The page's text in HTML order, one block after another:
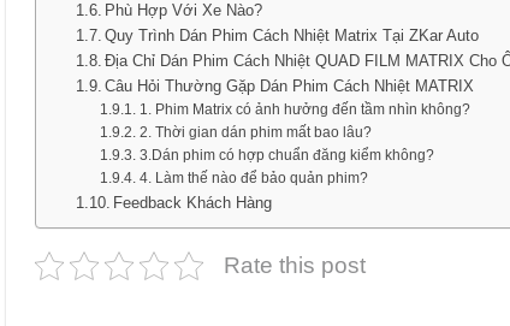
Phù Hợp Với Xe Nào?
Quy Trình Dán Phim Cách Nhiệt Matrix Tại ZKar Auto
Địa Chỉ Dán Phim Cách Nhiệt QUAD FILM MATRIX Cho
Câu Hỏi Thường Gặp Dán Phim Cách Nhiệt MATRIX
1. Phim Matrix có ảnh hưởng đến tầm nhìn không?
2. Thời gian dán phim mất bao lâu?
3.Dán phim có hợp chuẩn đăng kiểm không?
4. Làm thế nào để bảo quản phim?
Feedback Khách Hàng
Rate this post